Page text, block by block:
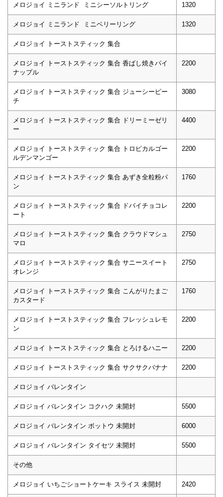
メロジョイ ミニランド ミニシーソルトリング 1320
メロジョイ ミニランド ミニベリーリング 1320
メロジョイ トーストスティック 集合
メロジョイ トーストスティック 集合 香ばし焼きパイ
ナップル
2200
メロジョイ トーストスティック 集合 ジューシーピー
チ
3080
メロジョイ トーストスティック 集合 ドリーミーゼリ
ー
4400
メロジョイ トーストスティック 集合 トロピカルゴー
ルデンマンゴー
2200
メロジョイ トーストスティック 集合 あずき全粒粉パ
ン
1760
メロジョイ トーストスティック 集合 ドバイチョコレ
ート
2200
メロジョイ トーストスティック 集合 クラウドマシュ
マロ
2750
メロジョイ トーストスティック 集合 サニースイート
オレンジ
2750
メロジョイ トーストスティック 集合 こんがりたまご
カスタード
1760
メロジョイ トーストスティック 集合 フレッシュレモ
ン
2200
メロジョイ トーストスティック 集合 とろけるハニー 2200
メロジョイ トーストスティック 集合 サクサクバナナ 2200
メロジョイ バレンタイン
メロジョイ バレンタイン コクハク 未開封 5500
メロジョイ バレンタイン ボットウ 未開封 6000
メロジョイ バレンタイン タイセツ 未開封 5500
その他
メロジョイ いちごショートケーキ スライス 未開封 2420